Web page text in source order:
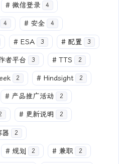
# 微信登录 4
4 # 安全 4
# ESA 3 # 配置 3
者平台 3 # TTS 2
2 # Hindsight 2
# 产品推广活动 2
# 更新说明 2
器 2
# 规划 2 # 兼职 2